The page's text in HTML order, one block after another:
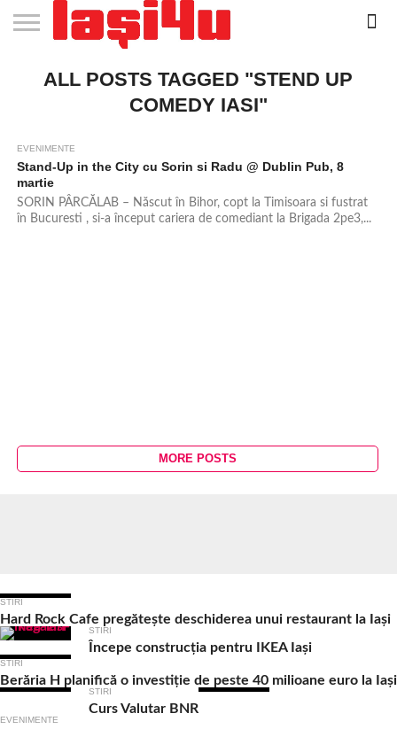
STIRI
APARTAMENTE
NOI IASI
STIRI
IASI
JOBS
IN
FILME
LA
CLUBURI /
DISCOTECI
BARURI /
CAFENELE
SALI DE
FORTA
SALOANE DE
INFRUMUSETARE
AGENTII
DE
RESTAURANTE
IN IASI
PIZZA
IN
PISCINA
IN IASI
FLORARII
RADIO
LIVE
SPALATORII
AUTO
TRACTARI
AUTO
TAXI
IN
CINEMA
TEATRU
HOTELURI
TEREN
SPORTIV
TEREN
TENIS
FARMACII
NON
COFFEE-
TO-GO
FIRME DE
PUBLICITATE
RENT
ALL POSTS TAGGED "STEND UP
COMEDY IASI"
EVENIMENTE
Stand-Up in the City cu Sorin si Radu @ Dublin Pub, 8
martie
SORIN PÂRCĂLAB – Născut în Bihor, copt la Timisoara si fustrat
în Bucuresti , si-a început cariera de comediant la Brigada 2pe3,...
MORE POSTS
STIRI
Hard Rock Cafe pregătește deschiderea unui restaurant la Iași
STIRI
Începe construcția pentru IKEA Iași
STIRI
Berăria H planifică o investiție de peste 40 milioane euro la Iași
STIRI
Curs Valutar BNR
EVENIMENTE